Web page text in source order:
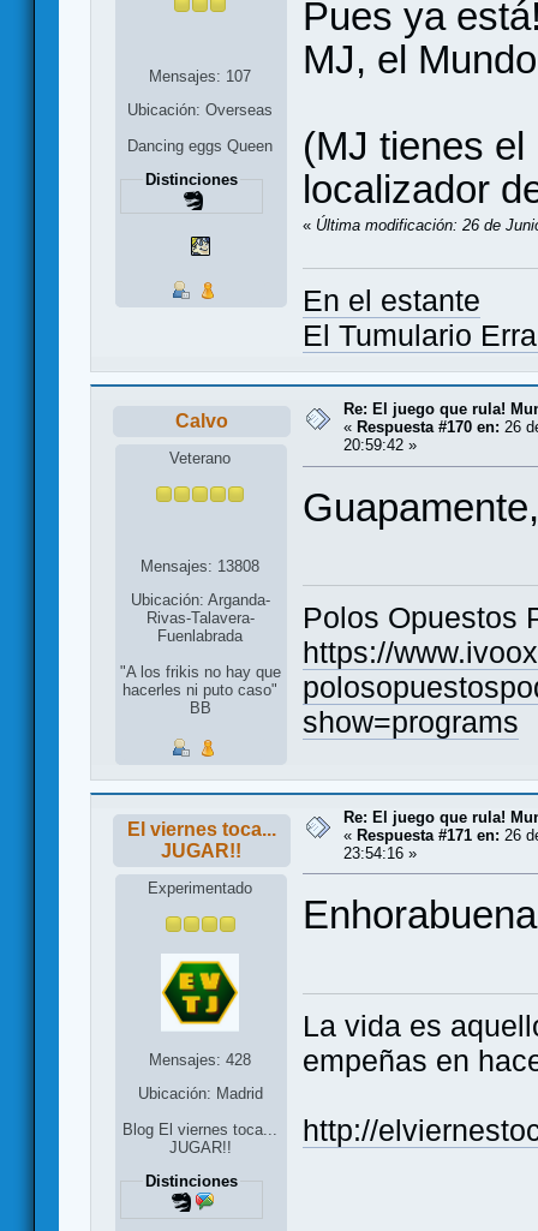
Mensajes: 107
Ubicación: Overseas
Dancing eggs Queen
Distinciones
Pues ya
MJ, el
(MJ tienes
localizador
« Última modificación: 26 de
En el estante
El Tumulario
Calvo
Veterano
Mensajes: 13808
Ubicación: Arganda-
Rivas-Talavera-
Fuenlabrada
"A los frikis no hay que
hacerles ni puto caso"
BB
Re: El juego que rula!
« Respuesta #170 en: 26
20:59:42 »
Polos Opuestos
https://
show=programs
El viernes toca...
JUGAR!!
Experimentado
Mensajes: 428
Ubicación: Madrid
Blog El viernes toca...
JUGAR!!
Distinciones
Re: El juego que rula!
« Respuesta #171 en: 26
23:54:16 »
La vida es
empeñas en
http://